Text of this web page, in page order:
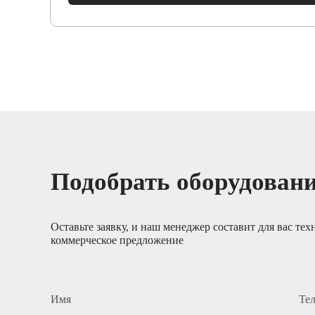
Подобрать
Оставьте заявку, и наш менеджер составит для вас
коммерческое предложение
Имя